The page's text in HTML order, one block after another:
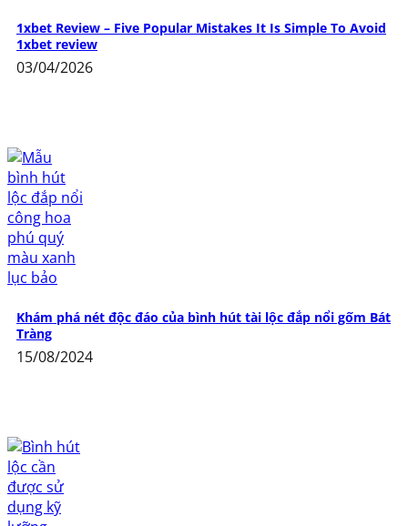
1xbet Review – Five Popular Mistakes It Is Simple To Avoid
1xbet review
03/04/2026
Khám phá nét độc đáo của bình hút tài lộc đắp nổi gốm Bát
Tràng
15/08/2024